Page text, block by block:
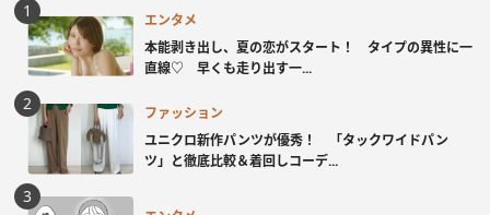
エンタメ
本能剥き出し、夏の恋がスタート！ タイプの異性に一
直線♡ 早くも走り出す一...
ファッション
ユニクロ新作パンツが優秀！ 「タックワイドパン
ツ」と徹底比較＆着回しコーデ...